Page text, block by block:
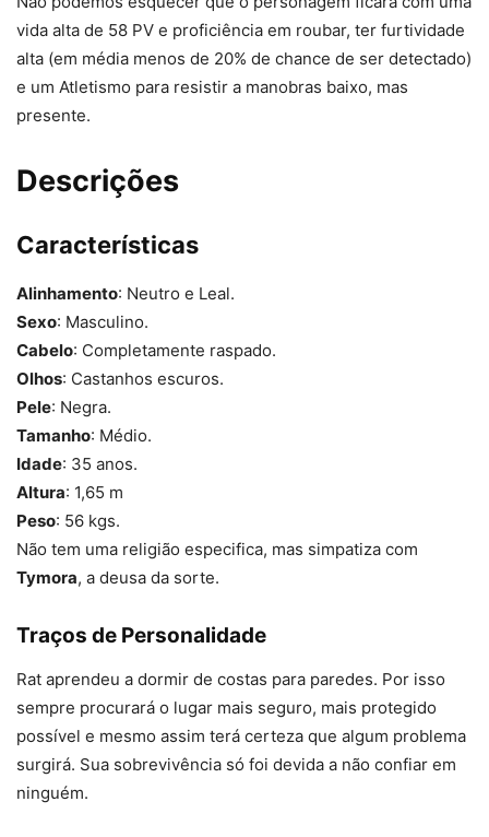
vida alta de 58 PV e proficiência em roubar, ter furtividade
alta (em média menos de 20% de chance de ser detectado)
e um Atletismo para resistir a manobras baixo, mas
presente.
Descrições
Características
Alinhamento: Neutro e Leal.
Sexo: Masculino.
Cabelo: Completamente raspado.
Olhos: Castanhos escuros.
Pele: Negra.
Tamanho: Médio.
Idade: 35 anos.
Altura: 1,65 m
Peso: 56 kgs.
Não tem uma religião especifica, mas simpatiza com
Tymora, a deusa da sorte.
Traços de Personalidade
Rat aprendeu a dormir de costas para paredes. Por isso
sempre procurará o lugar mais seguro, mais protegido
possível e mesmo assim terá certeza que algum problema
surgirá. Sua sobrevivência só foi devida a não confiar em
ninguém.